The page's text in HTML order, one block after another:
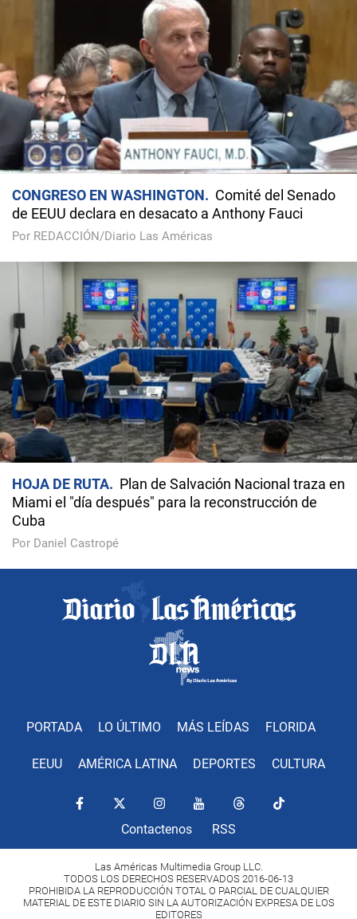
CONGRESO EN WASHINGTON
Comité del Senado
de EEUU declara en desacato a Anthony Fauci
Por REDACCIÓN/Diario Las Américas
HOJA DE RUTA
Plan de Salvación Nacional traza en
Miami el "día después" para la reconstrucción de
Cuba
Por Daniel Castropé
PORTADA LO ÚLTIMO MÁS LEÍDAS FLORIDA
EEUU AMÉRICA LATINA DEPORTES CULTURA
Contactenos RSS
Las Américas Multimedia Group LLC.
TODOS LOS DERECHOS RESERVADOS 2016-06-13
PROHIBIDA LA REPRODUCCIÓN TOTAL O PARCIAL DE CUALQUIER
MATERIAL DE ESTE DIARIO SIN LA AUTORIZACIÓN EXPRESA DE LOS
EDITORES